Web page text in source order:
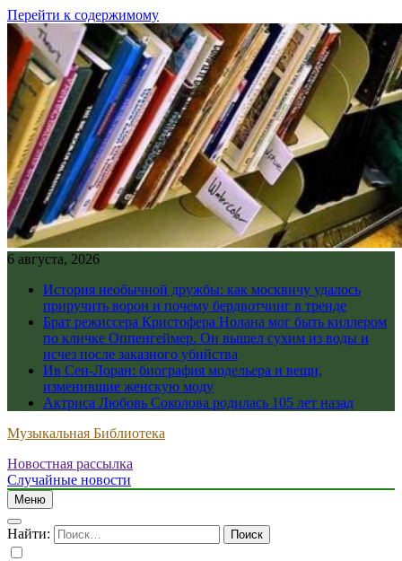
Перейти к содержимому
6 августа, 2026
История необычной дружбы: как москвичу удалось
приручить ворон и почему бердвотчинг в тренде
Брат режиссера Кристофера Нолана мог быть киллером
по кличке Оппенгеймер. Он вышел сухим из воды и
исчез после заказного убийства
Ив Сен-Лоран: биография модельера и вещи,
изменившие женскую моду
Актриса Любовь Соколова родилась 105 лет назад
Музыкальная Библиотека
Новостная рассылка
Случайные новости
Меню
Найти: